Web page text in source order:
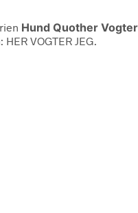
Hund Quother
VOGTER JEG.